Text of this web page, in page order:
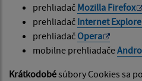
prehliadač Mozilla Firefox
prehliadač Internet
prehliadač Opera
mobilne prehliadače
Krátkodobésúbory Cookies sa